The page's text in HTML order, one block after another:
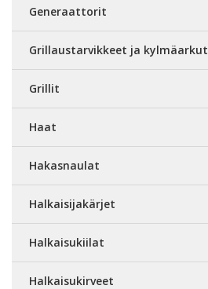
Generaattorit
Grillaustarvikkeet ja kylmäarkut
Grillit
Haat
Hakasnaulat
Halkaisijakärjet
Halkaisukiilat
Halkaisukirveet